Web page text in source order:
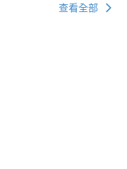
查看全部